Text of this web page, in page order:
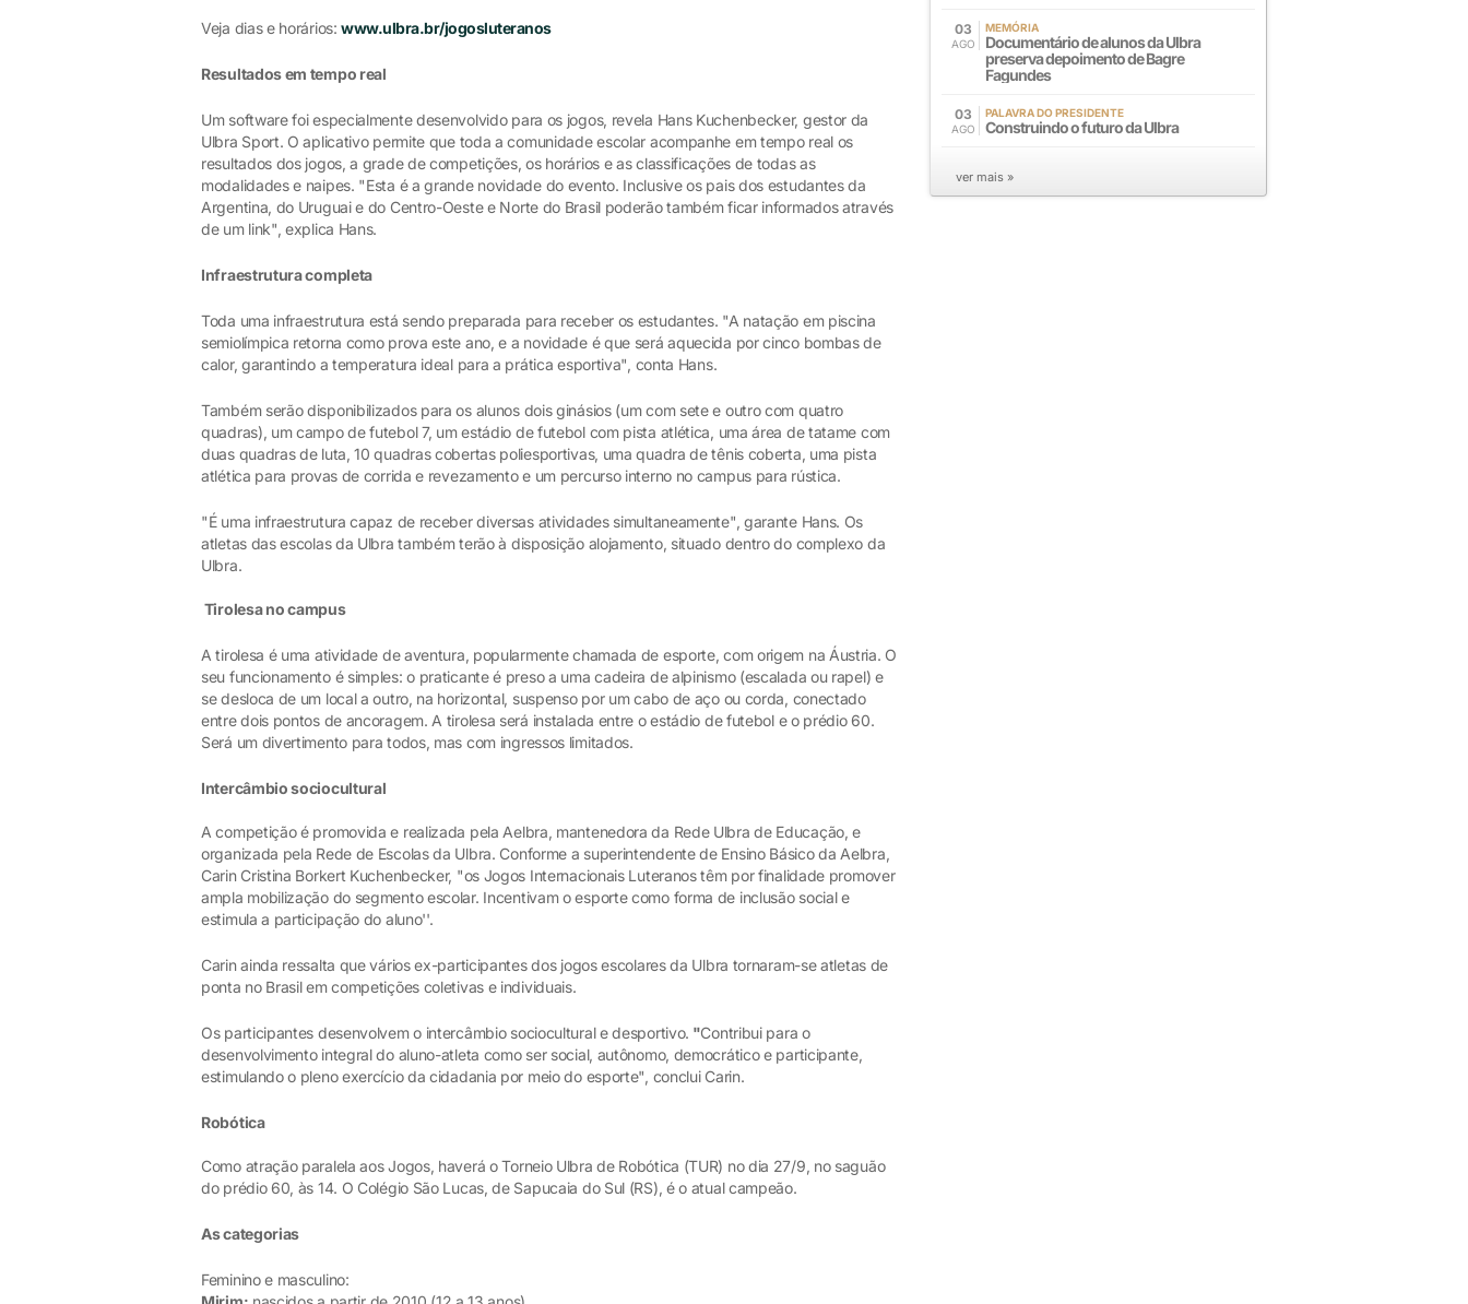
Veja dias e horários:www.ulbra.br/jogosluteranos
Resultados em tempo real
Um software foi especialmente desenvolvido para os jogos, revela Hans Kuchenbecker, gestor da
Ulbra Sport. O aplicativo permite que toda a comunidade escolar acompanhe em tempo real os
resultados dos jogos, a grade de competições, os horários e as classificações de todas as
modalidades e naipes. "Esta é a grande novidade do evento. Inclusive os pais dos estudantes da
Argentina, do Uruguai e do Centro-Oeste e Norte do Brasil poderão também ficar informados através
de um link", explica Hans.
Infraestrutura completa
Toda uma infraestrutura está sendo preparada para receber os estudantes. "A natação em piscina
semiolímpica retorna como prova este ano, e a novidade é que será aquecida por cinco bombas de
calor, garantindo a temperatura ideal para a prática esportiva", conta Hans.
Também serão disponibilizados para os alunos dois ginásios (um com sete e outro com quatro
quadras), um campo de futebol 7, um estádio de futebol com pista atlética, uma área de tatame com
duas quadras de luta, 10 quadras cobertas poliesportivas, uma quadra de tênis coberta, uma pista
atlética para provas de corrida e revezamento e um percurso interno no campus para rústica.
"É uma infraestrutura capaz de receber diversas atividades simultaneamente", garante Hans. Os
atletas das escolas da Ulbra também terão à disposição alojamento, situado dentro do complexo da
Ulbra.
Tirolesa no campus
A tirolesa é uma atividade de aventura, popularmente chamada de esporte, com origem na Áustria. O
seu funcionamento é simples: o praticante é preso a uma cadeira de alpinismo (escalada ou rapel) e
se desloca de um local a outro, na horizontal, suspenso por um cabo de aço ou corda, conectado
entre dois pontos de ancoragem. A tirolesa será instalada entre o estádio de futebol e o prédio 60.
Será um divertimento para todos, mas com ingressos limitados.
Intercâmbio sociocultural
A competição é promovida e realizada pela Aelbra, mantenedora da Rede Ulbra de Educação, e
organizada pela Rede de Escolas da Ulbra. Conforme a superintendente de Ensino Básico da Aelbra,
Carin Cristina Borkert Kuchenbecker, "os Jogos Internacionais Luteranos têm por finalidade promover
ampla mobilização do segmento escolar. Incentivam o esporte como forma de inclusão social e
estimula a participação do aluno''.
Carin ainda ressalta que vários ex-participantes dos jogos escolares da Ulbra tornaram-se atletas de
ponta no Brasil em competições coletivas e individuais.
Os participantes desenvolvem o intercâmbio sociocultural e desportivo. "Contribui para o
desenvolvimento integral do aluno-atleta como ser social, autônomo, democrático e participante,
estimulando o pleno exercício da cidadania por meio do esporte", conclui Carin.
Robótica
Como atração paralela aos Jogos, haverá o Torneio Ulbra de Robótica (TUR) no dia 27/9, no saguão
do prédio 60, às 14. O Colégio São Lucas, de Sapucaia do Sul (RS), é o atual campeão.
As categorias
Feminino e masculino:
03
AGO
MEMÓRIA
Documentário de alunos da Ulbra
preserva depoimento de Bagre
Fagundes
03
AGO
PALAVRA DO PRESIDENTE
Construindo o futuro da Ulbra
ver mais »